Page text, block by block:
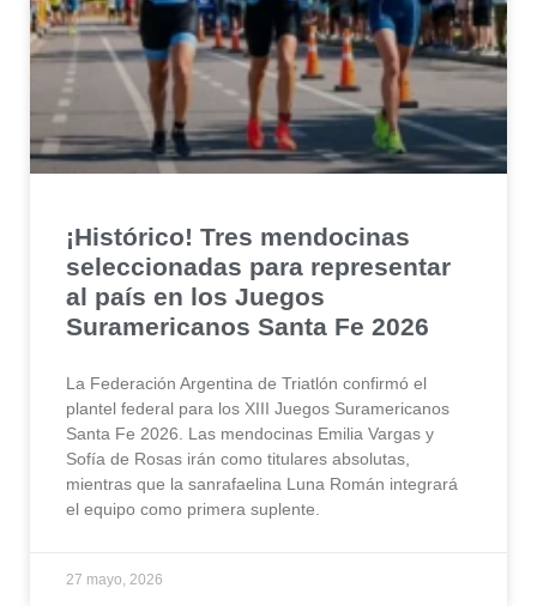
¡Histórico! Tres mendocinas
seleccionadas para representar
al país en los Juegos
Suramericanos Santa Fe 2026
La Federación Argentina de Triatlón confirmó el
plantel federal para los XIII Juegos Suramericanos
Santa Fe 2026. Las mendocinas Emilia Vargas y
Sofía de Rosas irán como titulares absolutas,
mientras que la sanrafaelina Luna Román integrará
el equipo como primera suplente.
27 mayo, 2026